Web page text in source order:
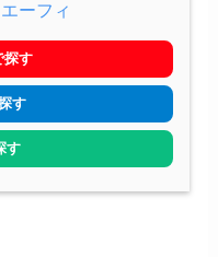
ーフィ
探す
す
す